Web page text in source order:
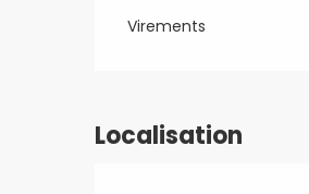
Virements
Localisation